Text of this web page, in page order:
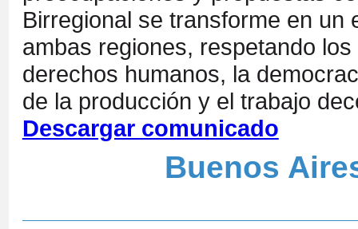
Birregional se transforme en un
ambas regiones, respetando
derechos humanos, la
de la producción y el trabajo
Descargar comunicado
Buenos